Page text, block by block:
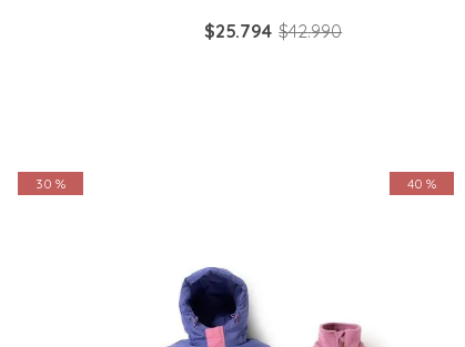
$25.794 $42.990
30 % 40 %